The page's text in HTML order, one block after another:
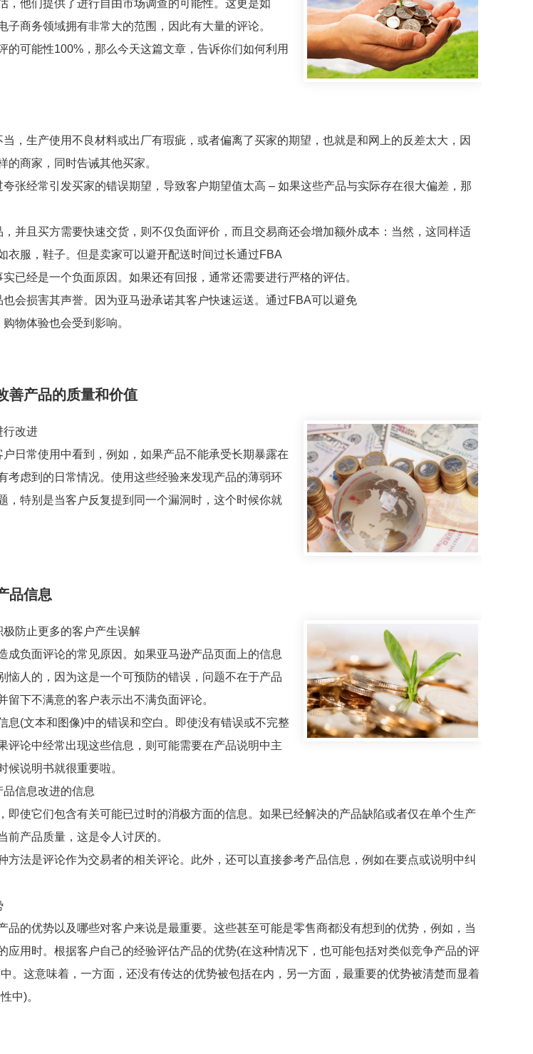
，他们提供了进行自由市场调查的可能性。这更是如
子商务领域拥有非常大的范围，因此有大量的评论。
的可能性100%，那么今天这篇文章，告诉你们如何利用
，生产使用不良材料或出厂有瑕疵，或者偏离了买家的期望，也就是和网上的反差太大，因
的商家，同时告诫其他买家。
张经常引发买家的错误期望，导致客户期望值太高 – 如果这些产品与实际存在很大偏差，那
并且买方需要快速交货，则不仅负面评价，而且交易商还会增加额外成本：当然，这同样适
衣服，鞋子。但是卖家可以避开配送时间过长通过FBA
已经是一个负面原因。如果还有回报，通常还需要进行严格的评估。
会损害其声誉。因为亚马逊承诺其客户快速运送。通过FBA可以避免
物体验也会受到影响。
善产品的质量和价值
行改进
日常使用中看到，例如，如果产品不能承受长期暴露在
考虑到的日常情况。使用这些经验来发现产品的薄弱环
，特别是当客户反复提到同一个漏洞时，这个时候你就
品信息
防止更多的客户产生误解
成负面评论的常见原因。如果亚马逊产品页面上的信息
恼人的，因为这是一个可预防的错误，问题不在于产品
下不满意的客户表示出不满负面评论。
息(文本和图像)中的错误和空白。即使没有错误或不完整
评论中经常出现这些信息，则可能需要在产品说明中主
候说明书就很重要啦。
信息改进的信息
即使它们包含有关可能已过时的消极方面的信息。如果已经解决的产品缺陷或者仅在单个生产
前产品质量，这是令人讨厌的。
方法是评论作为交易者的相关评论。此外，还可以直接参考产品信息，例如在要点或说明中纠
品的优势以及哪些对客户来说是最重要。这些甚至可能是零售商都没有想到的优势，例如，当
应用时。根据客户自己的经验评估产品的优势(在这种情况下，也可能包括对类似竞争产品的评
。这意味着，一方面，还没有传达的优势被包括在内，另一方面，最重要的优势被清楚而显着
中)。